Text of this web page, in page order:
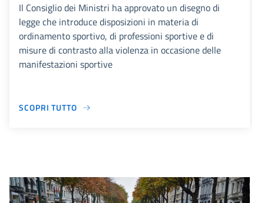
Il Consiglio dei Ministri ha approvato un disegno di
legge che introduce disposizioni in materia di
ordinamento sportivo, di professioni sportive e di
misure di contrasto alla violenza in occasione delle
manifestazioni sportive
SCOPRI TUTTO